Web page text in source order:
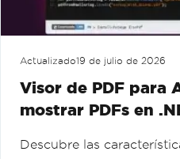
Actualizado19 de julio de 2026
Visor de PDF para
mostrar PDFs en
Descubre las